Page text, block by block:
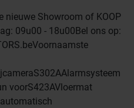
nieuwe Showroom of KOOP
09u00 - 18u00Bel ons op:
voorS423AVloermat